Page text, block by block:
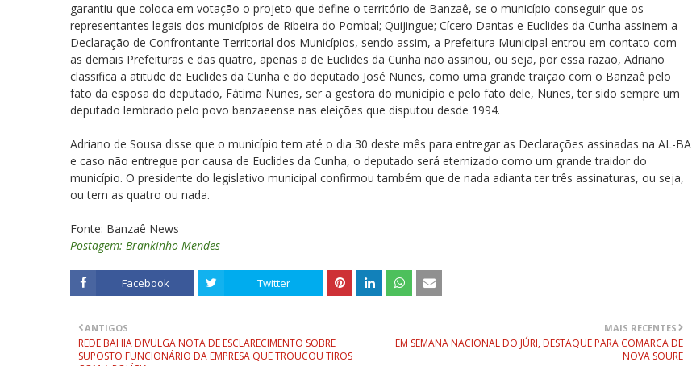
garantiu que coloca em votação o projeto que define o território de Banzaê, se o município conseguir que os
representantes legais dos municípios de Ribeira do Pombal; Quijingue; Cícero Dantas e Euclides da Cunha assinem a
Declaração de Confrontante Territorial dos Municípios, sendo assim, a Prefeitura Municipal entrou em contato com
as demais Prefeituras e das quatro, apenas a de Euclides da Cunha não assinou, ou seja, por essa razão, Adriano
classifica a atitude de Euclides da Cunha e do deputado José Nunes, como uma grande traição com o Banzaê pelo
fato da esposa do deputado, Fátima Nunes, ser a gestora do município e pelo fato dele, Nunes, ter sido sempre um
deputado lembrado pelo povo banzaeense nas eleições que disputou desde 1994.
Adriano de Sousa disse que o município tem até o dia 30 deste mês para entregar as Declarações assinadas na AL-BA
e caso não entregue por causa de Euclides da Cunha, o deputado será eternizado como um grande traidor do
município. O presidente do legislativo municipal confirmou também que de nada adianta ter três assinaturas, ou seja,
ou tem as quatro ou nada.
Fonte: Banzaê News
Postagem: Brankinho Mendes
Facebook Twitter
MAIS RECENTES
EM SEMANA NACIONAL DO JÚRI, DESTAQUE PARA COMARCA DE
NOVA SOURE
ANTIGOS
REDE BAHIA DIVULGA NOTA DE ESCLARECIMENTO SOBRE
SUPOSTO FUNCIONÁRIO DA EMPRESA QUE TROUCOU TIROS